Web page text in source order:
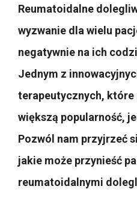
Reumatoidalne
wyzwanie dla wielu
negatywnie na ich
Jednym z
terapeutycznych, które
większą popularność,
Pozwól nam przyjrzeć
jakie może przynieść
reumatoidalnymi